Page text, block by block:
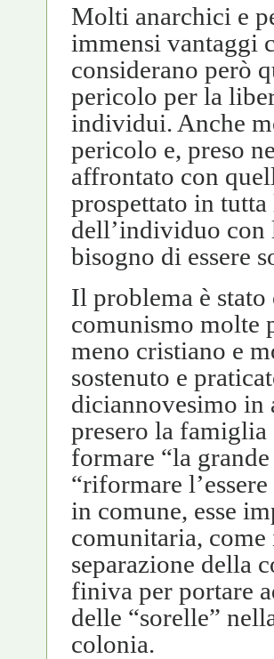
Molti anarchici e
immensi vantaggi
considerano però
pericolo per la
individui. Anche
pericolo e, preso
affrontato con
prospettato in
dell’individuo con
bisogno di essere
Il problema è
comunismo molte
meno cristiano e
sostenuto e
diciannovesimo in
presero la
formare “la
“riformare
in comune, esse
comunitaria,
separazione della
finiva per portare
delle “sorelle”
colonia.